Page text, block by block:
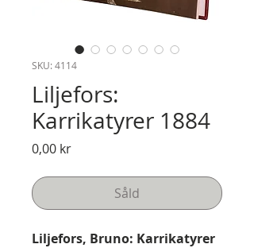
SKU: 4114
Liljefors:
Karrikatyrer 1884
0,00 krPris
Såld
Liljefors, Bruno: Karrikatyrer